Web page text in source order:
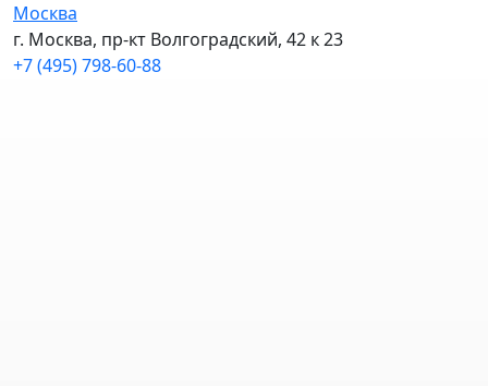
Москва
г. Москва, пр-кт Волгоградский, 42 к 23
+7 (495) 798-60-88